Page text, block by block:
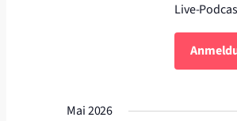
Live-
Mai 2026